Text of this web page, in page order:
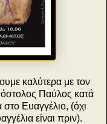
καλύτερα με τον
Παύλος κατά
στο Ευαγγέλιο, (όχι
είναι πριν).